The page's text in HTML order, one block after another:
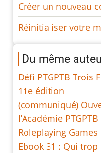
Créer un nouveau
Réinitialiser votre
Du même
Défi PTGPTB Trois
11e édition
(communiqué)
l’Académie
Roleplaying Games
Ebook 31 : Qui